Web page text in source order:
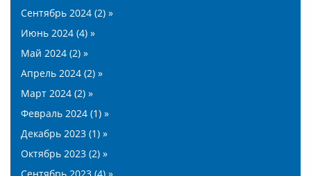
Сентябрь 2024 (2) »
Июнь 2024 (4) »
Май 2024 (2) »
Апрель 2024 (2) »
Март 2024 (2) »
Февраль 2024 (1) »
Декабрь 2023 (1) »
Октябрь 2023 (2) »